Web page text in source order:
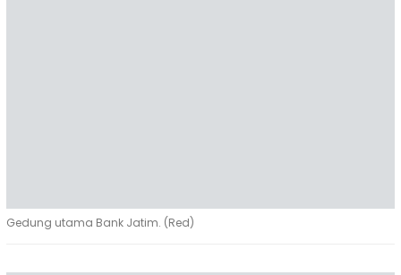
Gedung utama Bank Jatim. (Red)